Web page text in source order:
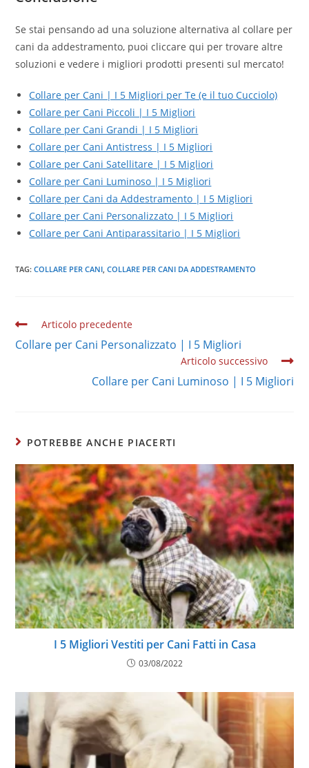
Se stai pensando ad una soluzione alternativa al collare per
cani da addestramento, puoi cliccare qui per trovare altre
soluzioni e vedere i migliori prodotti presenti sul mercato!
Collare per Cani | I 5 Migliori per Te (e il tuo Cucciolo)
Collare per Cani Piccoli | I 5 Migliori
Collare per Cani Grandi | I 5 Migliori
Collare per Cani Antistress | I 5 Migliori
Collare per Cani Satellitare | I 5 Migliori
Collare per Cani Luminoso | I 5 Migliori
Collare per Cani da Addestramento | I 5 Migliori
Collare per Cani Personalizzato | I 5 Migliori
Collare per Cani Antiparassitario | I 5 Migliori
TAG:COLLARE PER CANI COLLARE PER CANI DA ADDESTRAMENTO
Leggi
articoli
Articolo precedente
Collare per Cani Personalizzato | I 5 Migliori
Articolo successivo
Collare per Cani Luminoso | I 5 Migliori
POTREBBE ANCHE PIACERTI
I 5 Migliori Vestiti per Cani Fatti in Casa
03/08/2022